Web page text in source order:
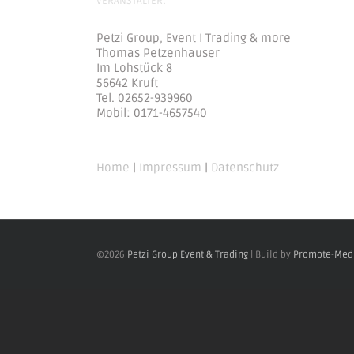
Petzi Group, Event I Trading & more
Thomas Petzenhauser
Im Lohstück 8
56642 Kruft
Tel. 02652-939960
Mobil: 0171-4657540
Home | Impressum | Datenschutz
©2026 Petzi Group Event & Trading | Build by Promote-